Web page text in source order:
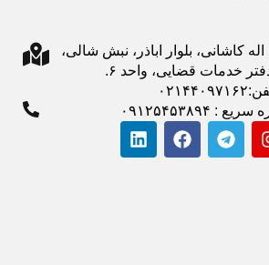
کاشانی، بلوار اباذر، نبش شالی،
ساختمان دفتر خدمات قضایی، واحد ۶.
: ۰۹۱۲۵۴۵۳۸۹۴